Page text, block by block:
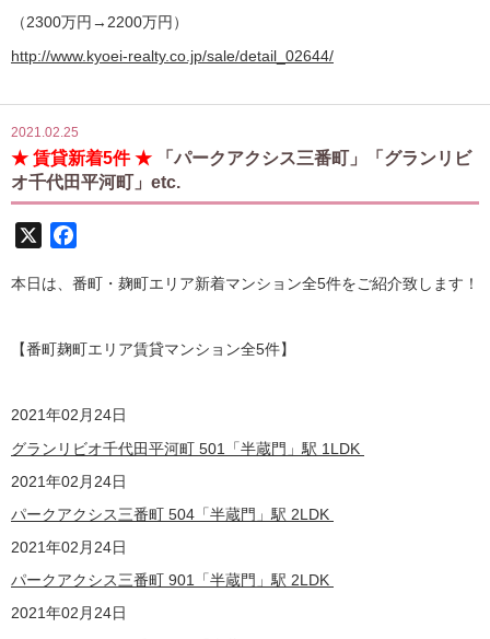
（2300万円→2200万円）
http://www.kyoei-realty.co.jp/sale/detail_02644/
2021.02.25
★ 賃貸新着5件 ★
「パークアクシス三番町」「グランリビ
オ千代田平河町」etc.
本日は、番町・麹町エリア新着マンション全5件をご紹介致します！
【番町麹町エリア賃貸マンション全5件】
2021年02月24日
グランリビオ千代田平河町 501「半蔵門」駅 1LDK
2021年02月24日
パークアクシス三番町 504「半蔵門」駅 2LDK
2021年02月24日
パークアクシス三番町 901「半蔵門」駅 2LDK
2021年02月24日